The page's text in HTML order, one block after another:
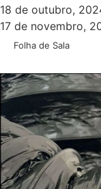
18 de outubro,
17 de novembro,
Folha de Sala